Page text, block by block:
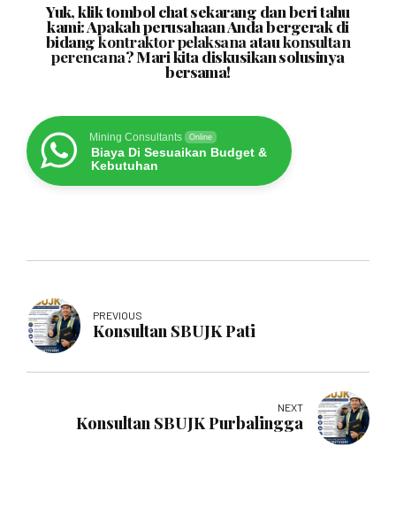
Yuk, klik tombol chat sekarang dan beri tahu
kami: Apakah perusahaan Anda bergerak di
bidangkontraktor pelaksana ataukonsultan
perencana? Mari kita diskusikan solusinya
bersama!
Mining Consultants Online
Biaya Di Sesuaikan Budget &
Kebutuhan
PREVIOUS
Konsultan SBUJK Pati
NEXT
Konsultan SBUJK Purbalingga